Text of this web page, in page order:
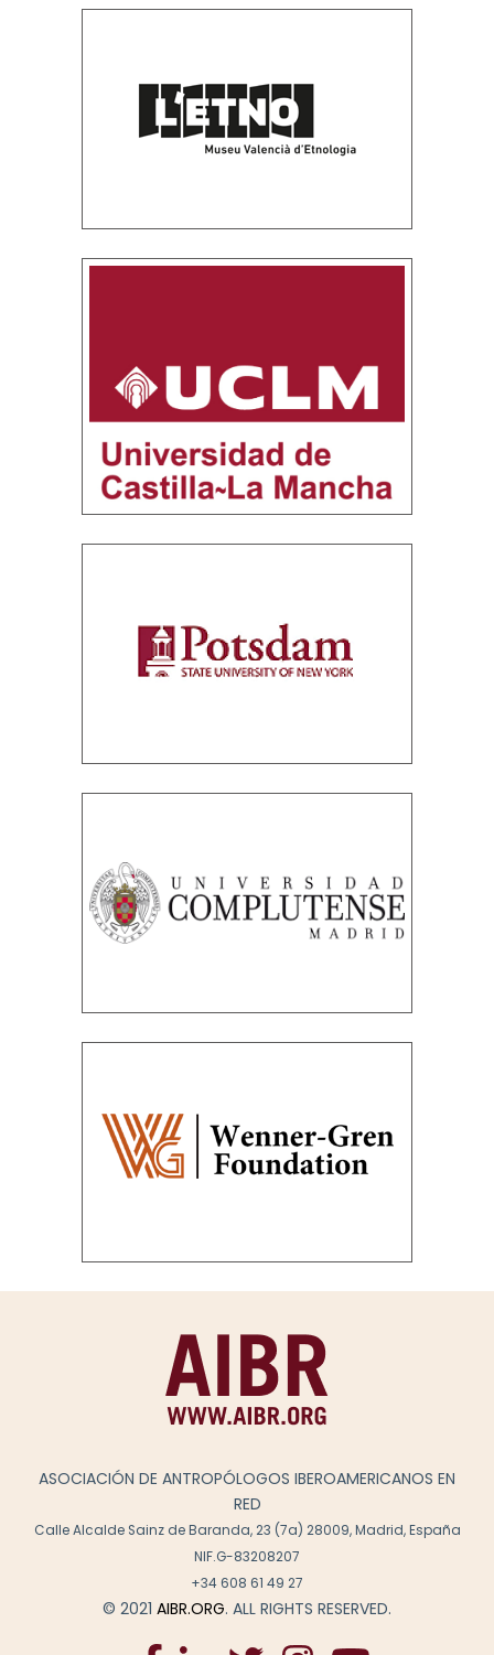
ASOCIACIÓN DE ANTROPÓLOGOS IBEROAMERICANOS EN
RED
Calle Alcalde Sainz de Baranda, 23 (7a) 28009, Madrid, España
NIF.G-83208207
+34 608 61 49 27
© 2021 AIBR.ORG. ALL RIGHTS RESERVED.